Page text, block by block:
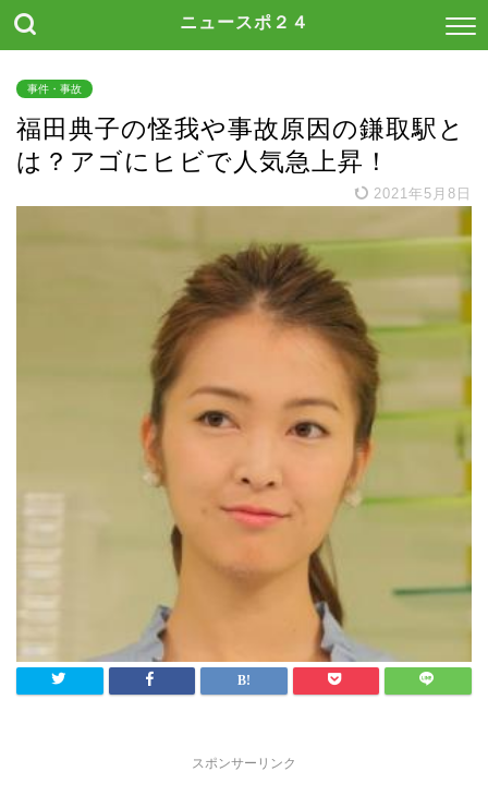
ニュースポ２４
事件・事故
福田典子の怪我や事故原因の鎌取駅と
は？アゴにヒビで人気急上昇！
2021年5月8日
スポンサーリンク